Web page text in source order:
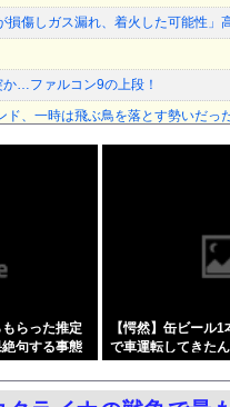
損傷しガス漏れ、着火した可能性」
…ファルコン9の上段！
、一時は飛ぶ鳥を落とす勢いだっ
。コーチ「今10段階で6ぐらい。
文殺到！！！ １兆５０００億円で
カ。ホストの初回なら居酒屋より安
るバイト そして娘堕ちするまでが
て戦おー！悪政高市を打倒するぞー
透け、巨乳おっぱいが最高過ぎる！
亡事故＝運転の無職男（３４）、
もらった推定
句する事態
【愕然】缶ビール
で車運転してきた